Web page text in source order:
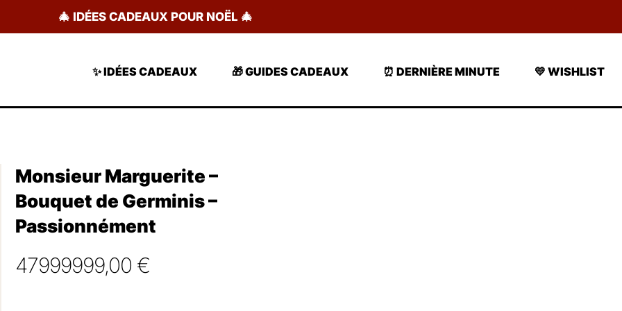
🎄 IDÉES CADEAUX POUR NOËL 🎄
✨ IDÉES CADEAUX 🎁 GUIDES CADEAUX ⏰ DERNIÈRE MINUTE 💛 WISHLIST
Monsieur Marguerite –
Bouquet de Germinis –
Passionnément
47999999,00 €